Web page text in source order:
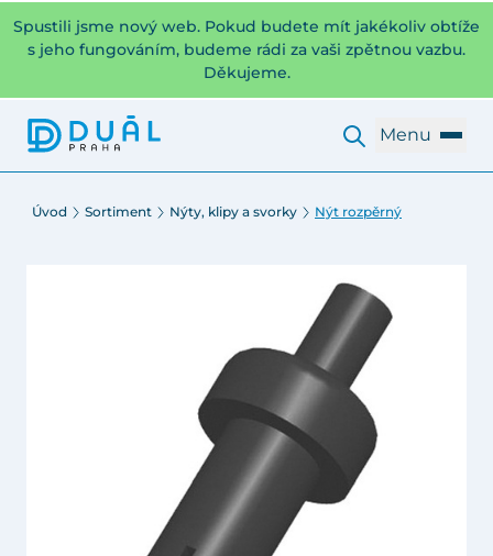
Spustili jsme nový web. Pokud budete mít jakékoliv obtíže
s jeho fungováním, budeme rádi za vaši zpětnou vazbu.
Děkujeme.
Menu
Úvod Sortiment Nýty, klipy a svorky Nýt rozpěrný